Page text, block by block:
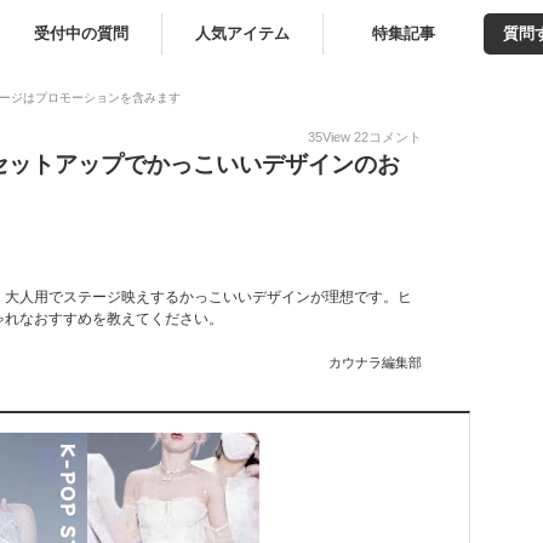
受付中の質問 人気アイテム 特集記事 質問
ジはプロモーションを含みます
35View 22コメント
トアップでかっこいいデザインのお
人用でステージ映えするかっこいいデザインが理想です。ヒ
なおすすめを教えてください。
カウナラ編集部